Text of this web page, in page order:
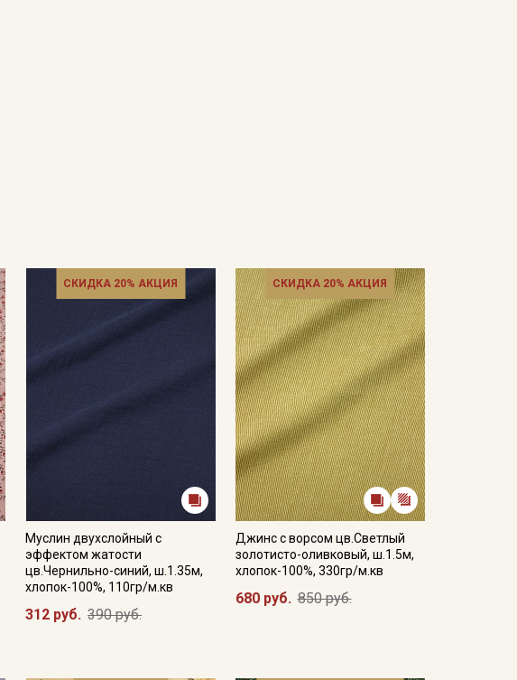
СКИДКА 20% АКЦИЯ
Муслин двухслойный с
эффектом жатости
цв.Чернильно-синий, ш.1.35м,
хлопок-100%, 110гр/м.кв
312 руб. 390 руб.
СКИДКА 20% АКЦИЯ
Джинс с ворсом цв.Светлый
золотисто-оливковый, ш.1.5м,
хлопок-100%, 330гр/м.кв
680 руб. 850 руб.